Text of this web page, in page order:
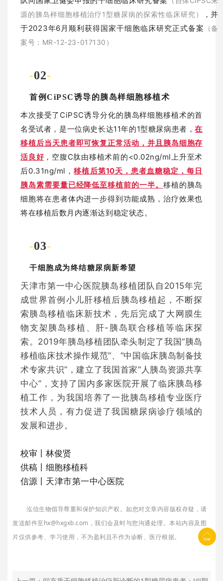
源的胰岛样细胞移植治疗1型糖尿病的探索性临床研究）
，并
于2023年6月顺利获得国家干细胞临床研究正式备案 （备
案号：MR-12-23-017130）
-02-
首例CiPSC诱导的胰岛样细胞移植术
本次接受了CiPSC诱导分化的胰岛样细胞移植术的首
名受试者，是一位病史长达11年的1型糖尿病患者，在
移植后当天患者即可恢复正常活动，并且胰岛细胞存
活良好，空腹C肽由移植术前的<0.02ng/ml上升至术
后0.31ng/ml，移植后第10天，患者血糖稳定，每日
胰岛素需要量已经降低至移植前的一半。 移植的胰岛
细胞将在患者体内进一步得到功能成熟，治疗效果也
将在移植后数月内逐渐达到稳定状态。
-03-
干细胞成为终结糖尿病新希望
天津市第一中心医院胰岛移植团队自2015年完
成世界首例小儿肝移植后胰岛移植起，不断探
索胰岛移植临床新技术，先后完成了大网膜生
物支架胰岛移植、肝-胰岛联合移植等临床探
索。2019年胰岛移植团队牵头制定了我国“胰岛
移植临床技术操作规范”、“中国临床胰岛制备技
术专家共识”，建立了我国首家“人胰岛资源共享
中心”，支持了国内多家医院开展了临床胰岛移
植工作，为我国培养了一批胰岛移植专业医疗
技术人员，有力促进了我国糖尿病诊疗领域的
发展和进步。
校审丨林俊贤
供稿丨细胞移植科
信源丨 天津市第一中心医院
泓信生物倡导尊重和保护知识产权。如您对文章内容版权存疑，请
发送邮件至hx@hxgxb.com，我们会及时与您沟通处理。本站内容及图
片仅供参考、学习使用，不为盈利且不作为诊断、医疗根据。